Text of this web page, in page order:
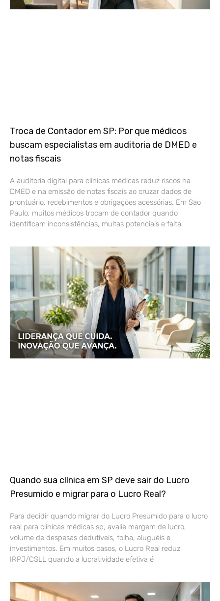
Troca de Contador em SP: Por que médicos
buscam especialistas em auditoria de DMED e
notas fiscais
A auditoria digital para clínicas médicas reduz riscos na
DMED e na emissão de notas fiscais ao cruzar dados de
prontuário, recebimentos e obrigações acessórias. Em São
Paulo, muitos médicos trocam de contador quando
identificam inconsistências, multas potenciais e falta
Quando sua clínica em SP deve sair do Lucro
Presumido e migrar para o Lucro Real?
Para decidir quando migrar do Lucro Presumido para o lucro
real para clínicas médicas sp, avalie margem de lucro,
volume de despesas dedutíveis, folha, aluguéis e
investimentos. Em muitos casos, o Lucro Real reduz
IRPJ/CSLL quando a lucratividade efetiva é